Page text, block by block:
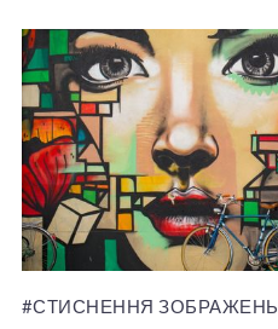
#СТИСНЕННЯ ЗОБРАЖЕНЬ